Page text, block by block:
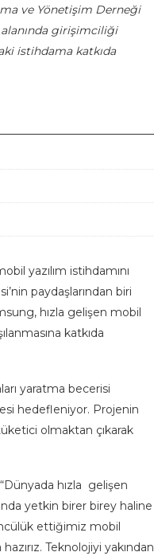
ve Yönetişim Derneği
girişimciliği
istihdama katkıda
yazılım istihdamını
paydaşlarından biri
hızla gelişen mobil
katkıda
yaratma becerisi
hedefleniyor. Projenin
olmaktan çıkarak
hızla gelişen
yetkin birer birey haline
ettiğimiz mobil
Teknolojiyi yakından